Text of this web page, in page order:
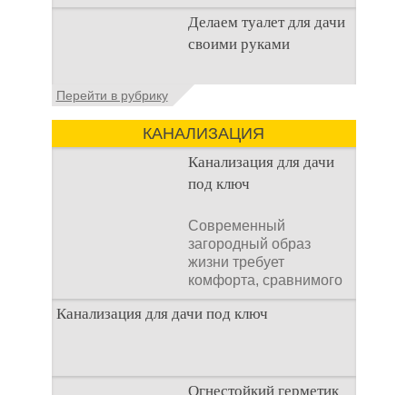
Когда люди долгое
время прибывают на
дачном участке, то им
подстраивать все
Делаем туалет для дачи
своими руками
Туалеты для дачи – это
начинается
благоустройство
дачного участка,
Перейти в рубрику
КАНАЛИЗАЦИЯ
Канализация для дачи
под ключ
Современный
загородный образ
жизни требует
комфорта, сравнимого
с городским. Однако
отсутствие
препятствием. Многие
Канализация для дачи под ключ
Огнестойкий герметик